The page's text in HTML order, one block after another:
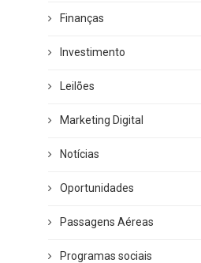
Finanças
Investimento
Leilões
Marketing Digital
Notícias
Oportunidades
Passagens Aéreas
Programas sociais